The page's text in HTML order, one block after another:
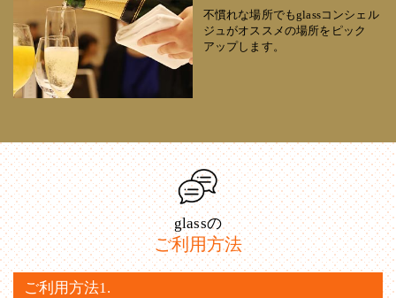
不慣れな場所でもglassコンシェル
ジュがオススメの場所をピック
アップします。
glassの
ご利用方法
ご利用方法1.